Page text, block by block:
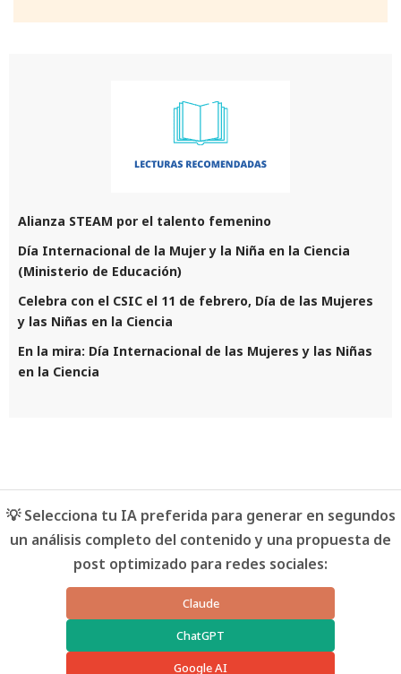
Alianza STEAM por el talento femenino
Día Internacional de la Mujer y la Niña en la Ciencia
(Ministerio de Educación)
Celebra con el CSIC el 11 de febrero, Día de las Mujeres
y las Niñas en la Ciencia
En la mira: Día Internacional de las Mujeres y las Niñas
en la Ciencia
💡 Selecciona tu IA preferida para generar en segundos
un análisis completo del contenido y una propuesta de
post optimizado para redes sociales:
Claude
ChatGPT
Google AI